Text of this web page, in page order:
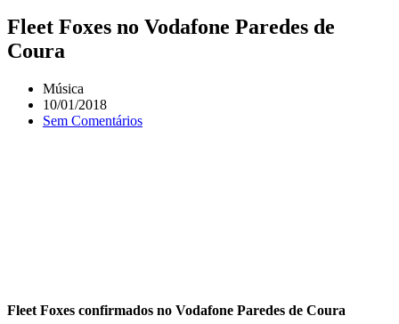
Fleet Foxes no Vodafone Paredes de
Coura
Música
10/01/2018
Sem Comentários
Fleet Foxes confirmados no Vodafone Paredes de Coura